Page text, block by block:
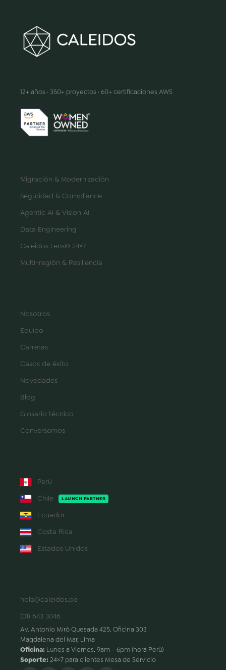
12+ años · 350+ proyectos · 60+ certificaciones AWS
Migración & Modernización
Seguridad & Compliance
Agentic AI & Vision AI
Data Engineering
Caleidos Lens© 24×7
Multi-región & Resiliencia
Nosotros
Equipo
Carreras
Casos de éxito
Novedades
Blog
Glosario técnico
Conversemos
Perú
Chile
LAUNCH PARTNER
Ecuador
Costa Rica
Estados Unidos
hola@caleidos.pe
(01) 643 3046
Av. Antonio Miró Quesada 425, Oficina 303
Magdalena del Mar, Lima
Oficina: Lunes a Viernes, 9am – 6pm (hora Perú)
Soporte: 24×7 para clientes Mesa de Servicio